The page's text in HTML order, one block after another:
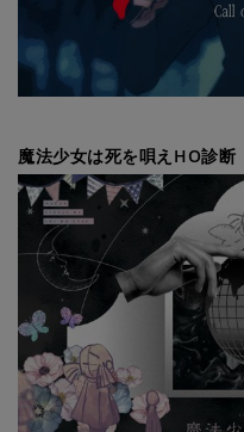
魔法少女は死を唄えHO診断